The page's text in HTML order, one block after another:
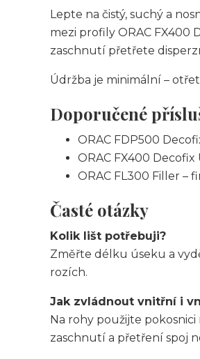
Lepte na čistý, suchý a
mezi profily ORAC FX400
zaschnutí přetřete
Údržba je minimální –
Doporučené
ORAC FDP500
ORAC FX400
ORAC FL300 Filler –
Časté otázky
Kolik lišt potřebuji?
Změřte délku úseku a
rozích.
Jak zvládnout vnitřní i
Na rohy použijte pokosnici
zaschnutí a přetření spoj